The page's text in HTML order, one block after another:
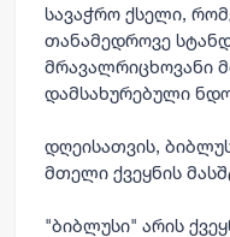
სავაჭრო ქსელი,
თანამედროვე
მრავალრიცხოვანი
დამსახურებული
დღეისათვის,
მთელი ქვეყნის
"ბიბლუსი" არის